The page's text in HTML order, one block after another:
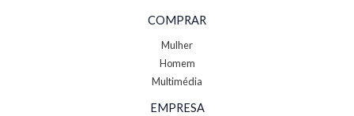
COMPRAR
Mulher
Homem
Multimédia
EMPRESA